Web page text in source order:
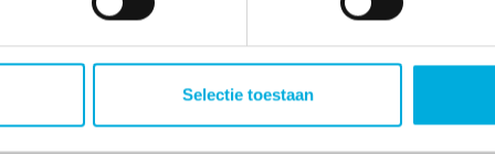
Selectie toestaan